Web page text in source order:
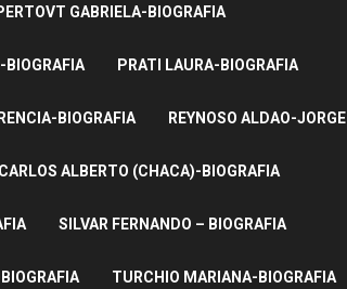
GABRIELA-BIOGRAFIA
BIOGRAFIA PRATI LAURA-BIOGRAFIA
BIOGRAFIA REYNOSO ALDAO-JORGE
ALBERTO (CHACA)-BIOGRAFIA
SILVAR FERNANDO – BIOGRAFIA
TURCHIO MARIANA-BIOGRAFIA